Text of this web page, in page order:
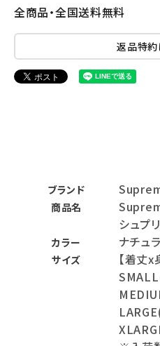
全商品・全国送料無料
返品特約
ブランド
商品名
シュプ
カラー ナチュ
サイズ
【着丈